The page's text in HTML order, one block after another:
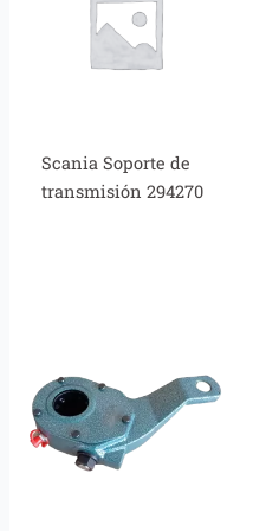
Scania Soporte de
transmisión 294270